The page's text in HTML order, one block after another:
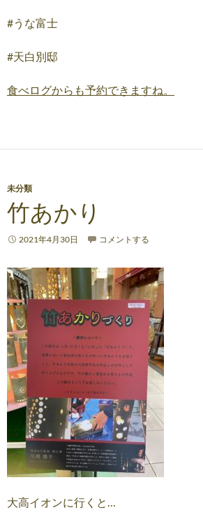
#うな富士
#天白別邸
食べログからも予約できますね。
未分類
竹あかり
2021年4月30日 コメントする
大高イオンに行くと…